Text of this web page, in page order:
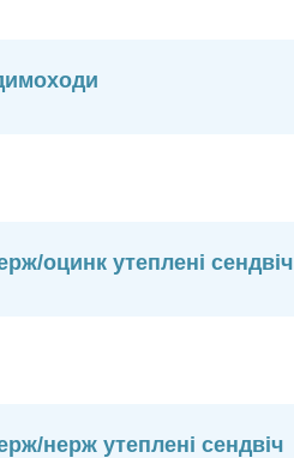
оцинк утеплені сендвіч
нерж утеплені сендвіч